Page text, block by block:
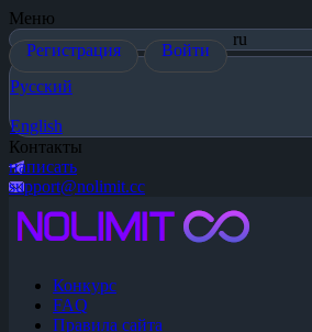
Меню
Регистрация
Войти
ru
Русский
English
Контакты
написать
support@nolimit.cc
Конкурс
FAQ
Правила сайта